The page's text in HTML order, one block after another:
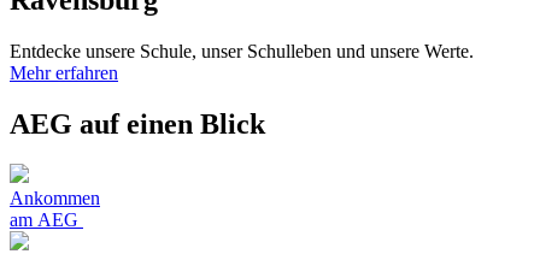
Entdecke unsere Schule, unser Schulleben und unsere Werte.
Mehr erfahren
AEG auf einen Blick
Ankommen
am AEG